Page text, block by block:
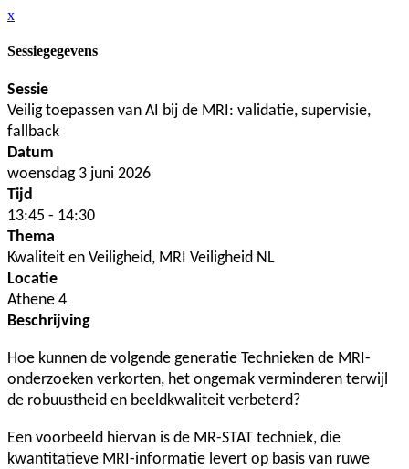
x
Sessiegegevens
Sessie
Veilig toepassen van AI bij de MRI: validatie, supervisie,
fallback
Datum
woensdag 3 juni 2026
Tijd
13:45 - 14:30
Thema
Kwaliteit en Veiligheid, MRI Veiligheid NL
Locatie
Athene 4
Beschrijving
Hoe kunnen de volgende generatie Technieken de MRI-
onderzoeken verkorten, het ongemak verminderen terwijl
de robuustheid en beeldkwaliteit verbeterd?
Een voorbeeld hiervan is de MR-STAT techniek, die
kwantitatieve MRI-informatie levert op basis van ruwe